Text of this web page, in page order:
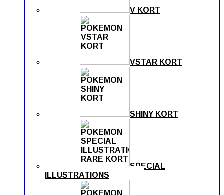
V KORT
VSTAR KORT
SHINY KORT
SPECIAL
ILLUSTRATIONS